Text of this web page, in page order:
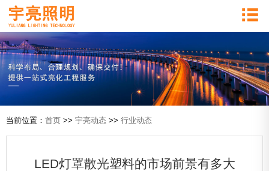
当前位置： 首页 >> 宇亮动态 >> 行业动态
LED灯罩散光塑料的市场前景有多大